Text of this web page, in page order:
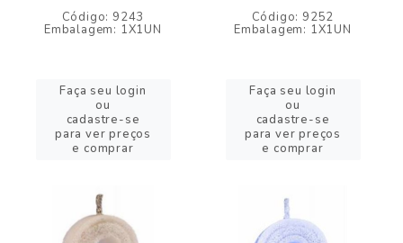
Código: 9243
Embalagem: 1X1UN
Faça seu login
ou
cadastre-se
para ver preços
e comprar
Código: 9252
Embalagem: 1X1UN
Faça seu login
ou
cadastre-se
para ver preços
e comprar